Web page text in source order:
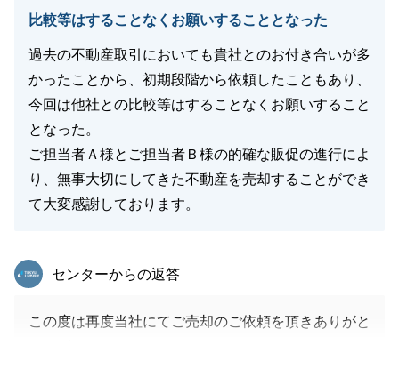
今後とも東急リバブルをご愛顧の程、よろしくお願い
比較等はすることなくお願いすることとなった
過去の不動産取引においても貴社とのお付き合いが多
かったことから、初期段階から依頼したこともあり、
今回は他社との比較等はすることなくお願いすること
となった。
ご担当者Ａ様とご担当者Ｂ様の的確な販促の進行によ
り、無事大切にしてきた不動産を売却することができ
て大変感謝しております。
東急リバブル
センターからの返答
この度は再度当社にてご売却のご依頼を頂きありがと